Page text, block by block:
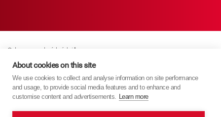
Ochrana osobních údajů
Business Partner Privacy
Zásady Souborů Cookies
Modern Slavery Act Policy
About cookies on this site
We use cookies to collect and analyse information on site performance
and usage, to provide social media features and to enhance and
customise content and advertisements. Learn more